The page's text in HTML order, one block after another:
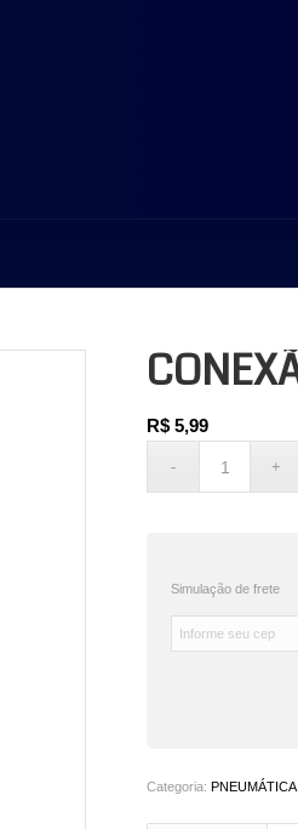
R$ 5,99
Simulação de frete
Categoria: PNEUMÁTICA